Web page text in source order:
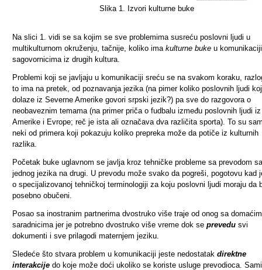
Slika 1. Izvori kulturne buke
Na slici 1. vidi se sa kojim se sve problemima susreću poslovni ljudi u
multikulturnom okruženju, tačnije, koliko ima kulturne buke u
sagovornicima iz drugih kultura.
Problemi koji se javljaju u komunikaciji sreću se na svakom koraku,
to ima na pretek, od poznavanja jezika (na pimer koliko poslovnih ljudi
dolaze iz Severne Amerike govori srpski jezik?) pa sve do razgovora o
neobaveznim temama (na primer priča o fudbalu između poslovnih ljudi iz
Amerike i Evrope; reč je ista ali označava dva različita sporta). To su
neki od primera koji pokazuju koliko prepreka može da potiče iz kulturnih
razlika.
Početak buke uglavnom se javlja kroz tehničke probleme sa prevodom sa
jednog jezika na drugi. U prevodu može svako da pogreši, pogotovu kad
o specijalizovanoj tehničkoj terminologiji za koju poslovni ljudi moraju da
posebno obučeni.
Posao sa inostranim partnerima dvostruko više traje od onog sa domaćim
saradnicima jer je potrebno dvostruko više vreme dok se prevedu svi
dokumenti i sve prilagodi maternjem jeziku.
Sledeće što stvara problem u komunikaciji jeste nedostatak direktne
interakcije do koje može doći ukoliko se koriste usluge prevodioca.